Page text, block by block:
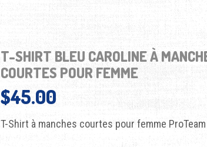
T-SHIRT BLEU CAROLINE À
COURTES POUR FEMME
$45.00
T-Shirt à manches courtes pour femme ProTeam